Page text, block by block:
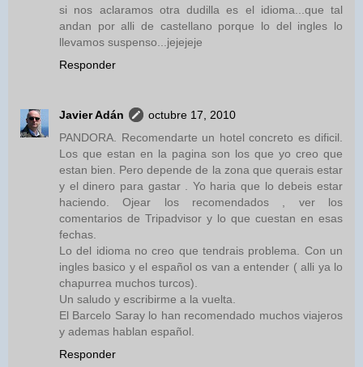
si nos aclaramos otra dudilla es el idioma...que tal
andan por alli de castellano porque lo del ingles lo
llevamos suspenso...jejejeje
Responder
Javier Adán
octubre 17, 2010
PANDORA. Recomendarte un hotel concreto es dificil.
Los que estan en la pagina son los que yo creo que
estan bien. Pero depende de la zona que querais estar
y el dinero para gastar . Yo haria que lo debeis estar
haciendo. Ojear los recomendados , ver los
comentarios de Tripadvisor y lo que cuestan en esas
fechas.
Lo del idioma no creo que tendrais problema. Con un
ingles basico y el español os van a entender ( alli ya lo
chapurrea muchos turcos).
Un saludo y escribirme a la vuelta.
El Barcelo Saray lo han recomendado muchos viajeros
y ademas hablan español.
Responder